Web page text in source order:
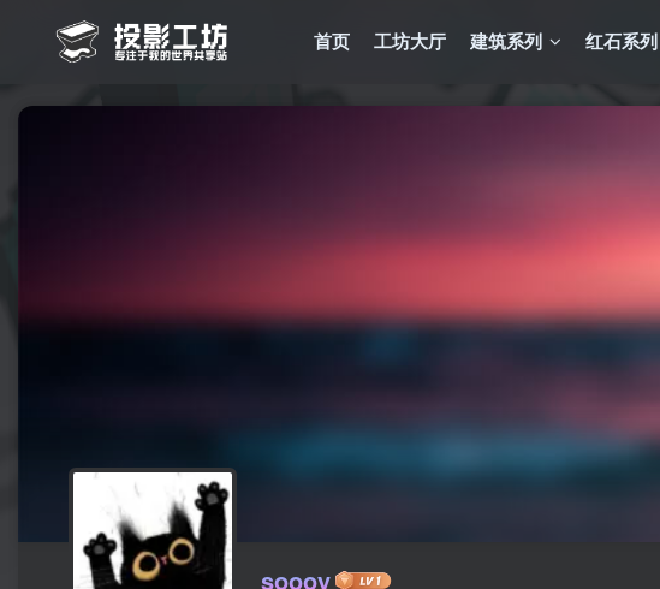
首页 工坊大厅 建筑系列 红石系列
soooy